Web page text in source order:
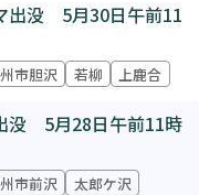
出没 5月30日午前11
市胆沢 若柳 上鹿合
没 5月28日午前11時
市前沢 太郎ケ沢